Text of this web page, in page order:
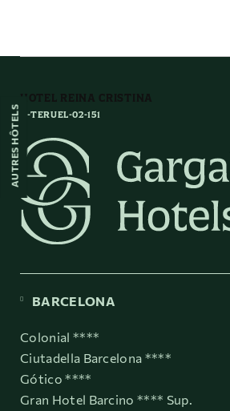
HOTEL REINA CRISTINA
H-TERUEL-02-151
BARCELONA
Colonial ****
Ciutadella Barcelona ****
Gótico ****
Gran Hotel Barcino **** Sup.
AUTRES HÔTELS